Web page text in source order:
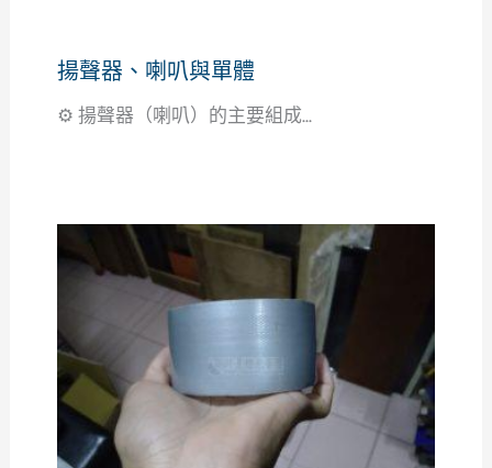
揚聲器、喇叭與單體
⚙️ 揚聲器（喇叭）的主要組成...